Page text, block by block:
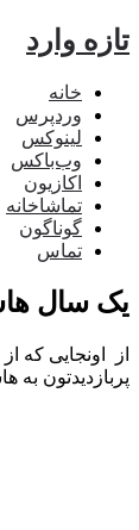
تازه وارد
خانه
وردپرس
لینوکس
وب‌باکس
اکازیون
تماشاخانه
گوناگون
تماس
یک سال
از اونجایی که
پربازدیدتون به